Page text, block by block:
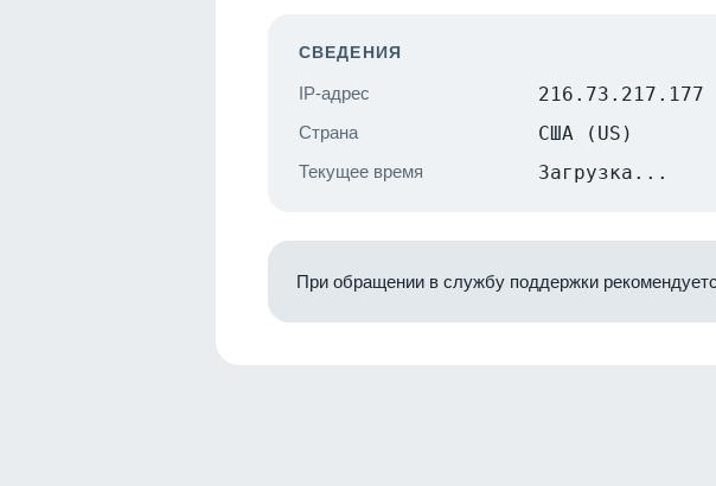
СВЕДЕНИЯ
IP-адрес 216.73.217.177
Страна США (US)
Текущее время Загрузка...
При обращении в службу поддержки